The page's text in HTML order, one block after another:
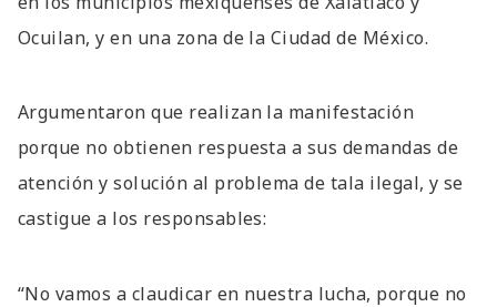
Ocuilan, y en una zona de la Ciudad de México.
Argumentaron que realizan la manifestación
porque no obtienen respuesta a sus demandas de
atención y solución al problema de tala ilegal, y se
castigue a los responsables:
“No vamos a claudicar en nuestra lucha, porque no